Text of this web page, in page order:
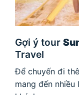
Gợi ý tour
Travel
Để chuyến đi
mang đến